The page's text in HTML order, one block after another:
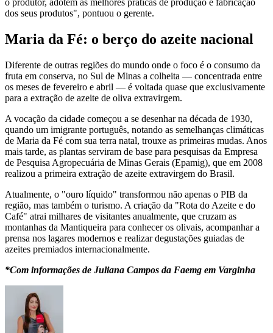
o produtor, adotem as melhores práticas de produção e fabricação
dos seus produtos", pontuou o gerente.
Maria da Fé: o berço do azeite nacional
Diferente de outras regiões do mundo onde o foco é o consumo da
fruta em conserva, no Sul de Minas a colheita — concentrada entre
os meses de fevereiro e abril — é voltada quase que exclusivamente
para a extração de azeite de oliva extravirgem.
A vocação da cidade começou a se desenhar na década de 1930,
quando um imigrante português, notando as semelhanças climáticas
de Maria da Fé com sua terra natal, trouxe as primeiras mudas. Anos
mais tarde, as plantas serviram de base para pesquisas da Empresa
de Pesquisa Agropecuária de Minas Gerais (Epamig), que em 2008
realizou a primeira extração de azeite extravirgem do Brasil.
Atualmente, o "ouro líquido" transformou não apenas o PIB da
região, mas também o turismo. A criação da "Rota do Azeite e do
Café" atrai milhares de visitantes anualmente, que cruzam as
montanhas da Mantiqueira para conhecer os olivais, acompanhar a
prensa nos lagares modernos e realizar degustações guiadas de
azeites premiados internacionalmente.
*Com informações de Juliana Campos da Faemg em Varginha